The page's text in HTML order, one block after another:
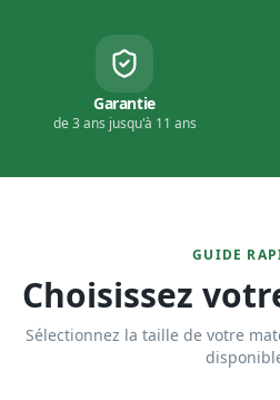
Garantie
de 3 ans jusqu'à 11 ans
GUIDE
Choisissez
Sélectionnez la taille de votre